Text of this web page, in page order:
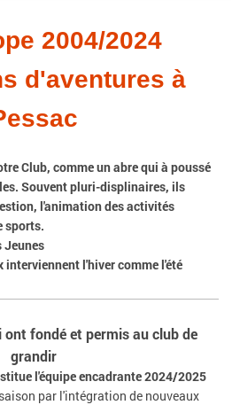
2004/2024
à
Club, comme un abre qui à poussé
Souvent pluri-displinaires, ils
l'animation des activités
sports.
Jeunes
interviennent l'hiver comme l'été
ont fondé et permis au club de
grandir
l'équipe encadrante 2024/2025
par l'intégration de nouveaux